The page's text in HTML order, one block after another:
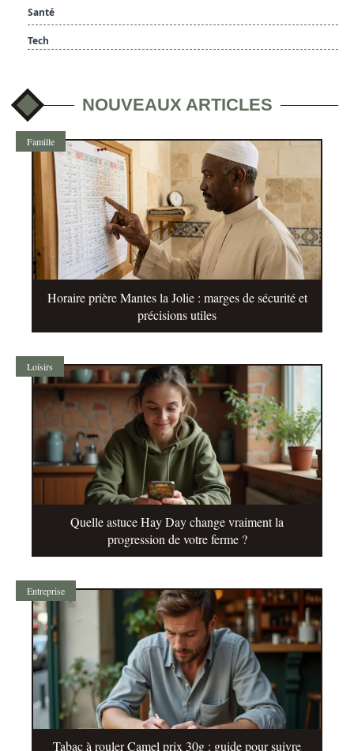
Santé
Tech
NOUVEAUX ARTICLES
Famille
Horaire prière Mantes la Jolie : marges de sécurité et
précisions utiles
Loisirs
Quelle astuce Hay Day change vraiment la
progression de votre ferme ?
Entreprise
Tabac à rouler Camel prix 30g : guide pour suivre